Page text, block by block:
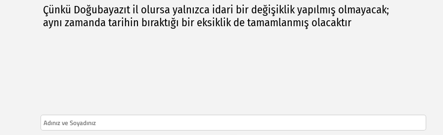
Çünkü Doğubayazıt il olursa yalnızca idari bir değişiklik yapılmış olmayacak;
aynı zamanda tarihin bıraktığı bir eksiklik de tamamlanmış olacaktır